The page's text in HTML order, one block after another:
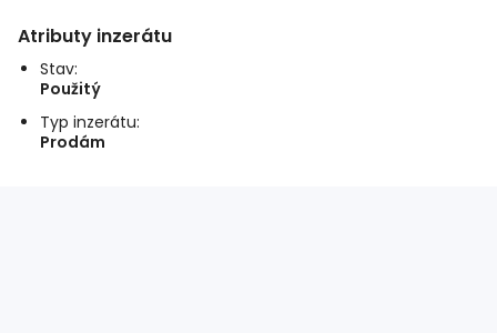
Atributy inzerátu
Stav:
Použitý
Typ inzerátu:
Prodám